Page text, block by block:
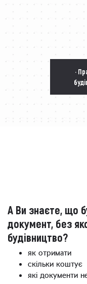
·
А Ви знаєте, що
документ, без
будівництво?
як отримати
скільки коштує
які документи